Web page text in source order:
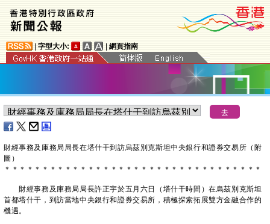
字型大小: 網頁指南
財經事務及庫務局局長在塔什干到訪烏茲別克斯坦中央銀行和證券交易所（附
圖）
＊ ＊ ＊ ＊ ＊ ＊ ＊ ＊ ＊ ＊ ＊ ＊ ＊ ＊ ＊ ＊ ＊ ＊ ＊ ＊ ＊ ＊ ＊ ＊ ＊ ＊ ＊ ＊ ＊ ＊ ＊ ＊ ＊ ＊
財經事務及庫務局局長許正宇於五月六日（塔什干時間）在烏茲別克斯坦
首都塔什干，到訪當地中央銀行和證券交易所，積極探索拓展雙方金融合作的
機遇。